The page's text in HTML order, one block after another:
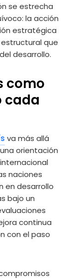
se estrecha
la acción
estratégica
que
desarrollo.
como
cada
va más allá
orientación
naciones
en desarrollo
bajo un
continua
con el paso